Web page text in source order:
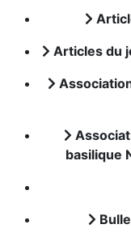
Articles du
basilique